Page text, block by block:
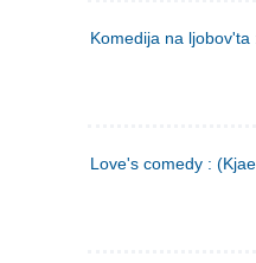
Komedija na
Love's comedy :